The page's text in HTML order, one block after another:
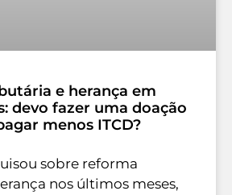
e herança em
devo fazer uma doação
menos ITCD?
sobre reforma
nos últimos meses,